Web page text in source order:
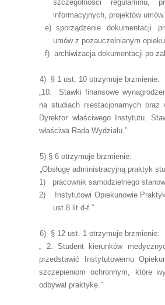
szczególności regulaminu,
informacyjnych, projektów umów.
e) sporządzenie dokumentacji
umów z pozauczelnianym
f) archiwizacja dokumentacji po
4) § 1 ust. 10 otrzymuje brzmienie:
„10. Stawki finansowe
na studiach niestacjonarnych oraz
Dyrektor właściwego Instytutu.
właściwa Rada Wydziału.”
5) § 6 otrzymuje brzmienie:
„Obsługę administracyjną praktyk
1)
pracownik samodzielnego
2)
Instytutowi Opiekunowie
ust.8 lit d-f.”
6) § 12 ust. 1 otrzymuje brzmienie:
„ 2. Student kierunków
przedstawić Instytutowemu
szczepieniom ochronnym, które
odbywał praktykę.”